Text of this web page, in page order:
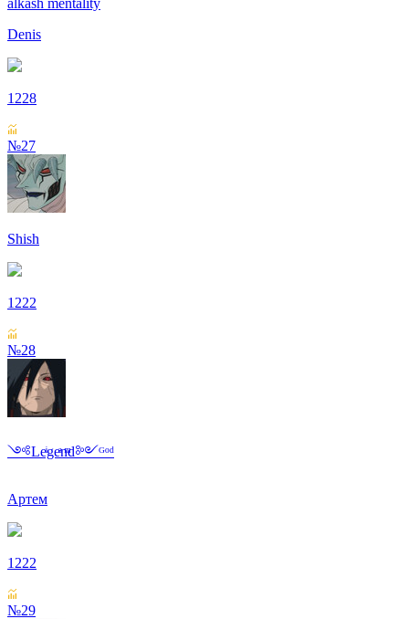
Denis
1228
№27
Shish
1222
№28
༺Leͥgeͣnͫd༻ᴳᵒᵈ
Артем
1222
№29